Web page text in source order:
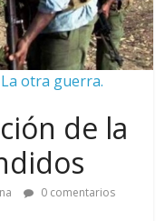
otra guerra.
de la
0 comentarios